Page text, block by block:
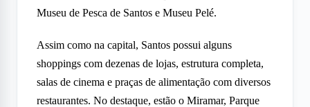
Museu de Pesca de Santos e Museu Pelé.
Assim como na capital, Santos possui alguns
shoppings com dezenas de lojas, estrutura completa,
salas de cinema e praças de alimentação com diversos
restaurantes. No destaque, estão o Miramar, Parque